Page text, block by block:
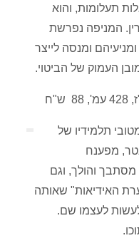
תעלומות, והוא
המניפה נפרשת
ומנסה לייצר
העמוק של הביטוי.
תלמידיו של
מפענח
והולך, וגם
האידיאות" שאותה
לעצמו שם.